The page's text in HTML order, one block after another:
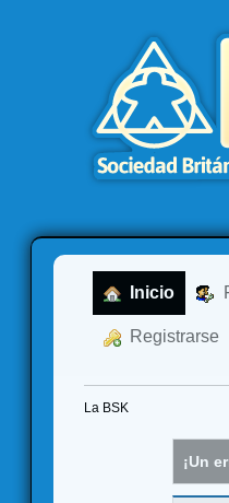
Inicio
Registrarse
La BSK
¡Un